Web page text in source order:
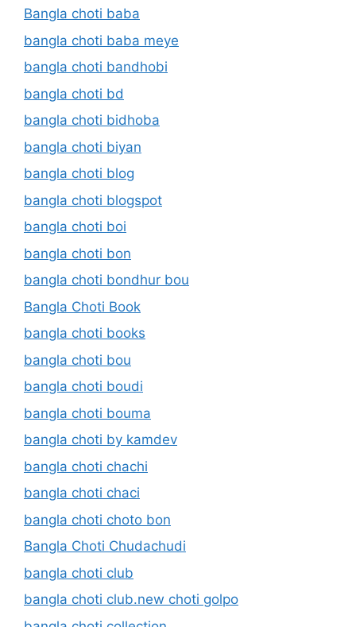
Bangla choti baba
bangla choti baba meye
bangla choti bandhobi
bangla choti bd
bangla choti bidhoba
bangla choti biyan
bangla choti blog
bangla choti blogspot
bangla choti boi
bangla choti bon
bangla choti bondhur bou
Bangla Choti Book
bangla choti books
bangla choti bou
bangla choti boudi
bangla choti bouma
bangla choti by kamdev
bangla choti chachi
bangla choti chaci
bangla choti choto bon
Bangla Choti Chudachudi
bangla choti club
bangla choti club.new choti golpo